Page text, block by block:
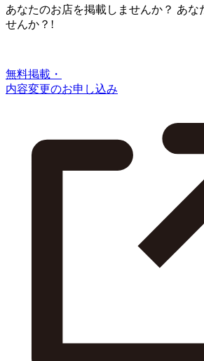
あなたのお店を掲載しませんか？ あな
せんか？!
無料掲載・
内容変更のお申し込み